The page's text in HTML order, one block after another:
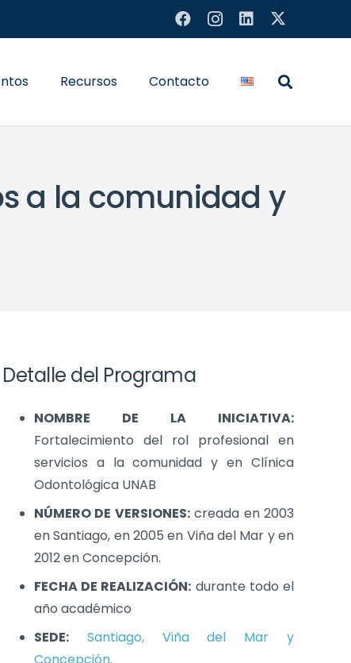
Recursos Contacto
a la comunidad y
Detalle del Programa
NOMBRE DE LA INICIATIVA:
Fortalecimiento del rol profesional en
servicios a la comunidad y en Clínica
Odontológica UNAB
NÚMERO DE VERSIONES:creada en 2003
en Santiago, en 2005 en Viña del Mar y en
2012 en Concepción.
FECHA DE REALIZACIÓN: durante todo el
año académico
SEDE:
Santiago, Viña del Mar y